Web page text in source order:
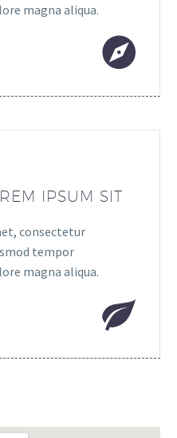
magna aliqua.
IPSUM SIT
consectetur
tempor
magna aliqua.